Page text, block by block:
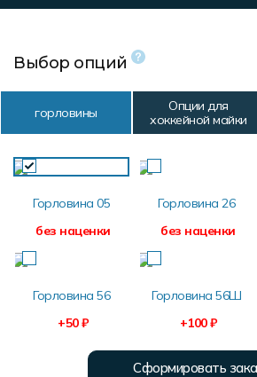
Выбор опций
Горловина 05
без наценки
Горловина 26
без наценки
Горловина 56
+50 ₽
Горловина 56Ш
+100 ₽
горловины
Опции для
хоккейной майки
Сформировать